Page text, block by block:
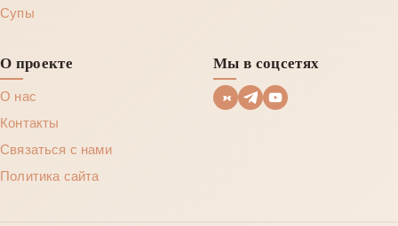
Супы
О проекте
О нас
Контакты
Связаться с нами
Политика сайта
Мы в соцсетях